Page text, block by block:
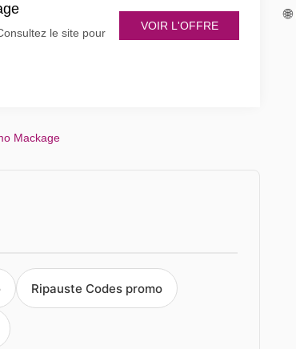
le site pour
VOIR L'OFFRE
Mackage
Ripauste Codes promo
🌐